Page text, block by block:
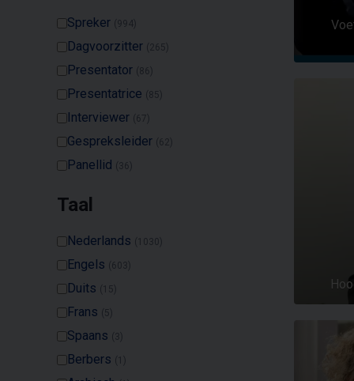
Spreker (994)
Dagvoorzitter (265)
Presentator (86)
Presentatrice (85)
Interviewer (67)
Gespreksleider (62)
Panellid (36)
Taal
Nederlands (1030)
Engels (603)
Duits (15)
Frans (5)
Spaans (3)
Berbers (1)